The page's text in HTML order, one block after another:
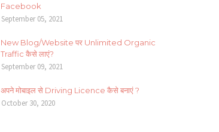
Facebook
September 05, 2021
New Blog/Website पर Unlimited Organic
Traffic कैसे लाएं?
September 09, 2021
अपने मोबाइल से Driving Licence कैसे बनाएं ?
October 30, 2020